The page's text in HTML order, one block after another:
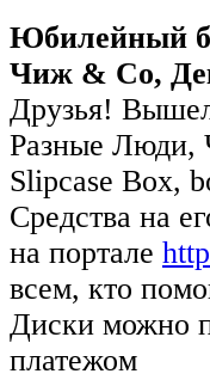
Юбилейный
Чиж & Co,
Друзья!
Разные Люди,
Slipcase Box,
Средства на
на портале
всем, кто
Диски можно
платежом